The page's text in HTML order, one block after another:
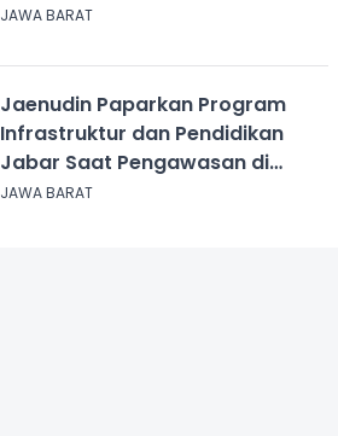
JAWA BARAT
Jaenudin Paparkan Program
Infrastruktur dan Pendidikan
Jabar Saat Pengawasan di
Nyalindung
JAWA BARAT